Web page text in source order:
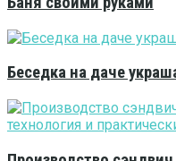
Беседка на даче